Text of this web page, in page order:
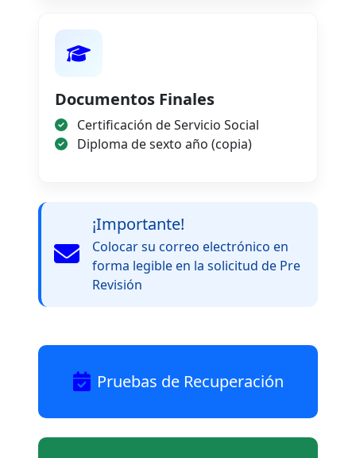
Documentos Finales
Certificación de Servicio Social
Diploma de sexto año (copia)
¡Importante!
Colocar su correo electrónico en
forma legible en la solicitud de Pre
Revisión
Pruebas de Recuperación